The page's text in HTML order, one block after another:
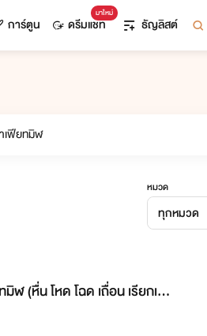
การ์ตูน
มาใหม่
ดรีมแชท ธัญลิสต์
หมวด
ทุกหมวด
ฬ (หื่น โหด โฉด เถื่อน เรียกเลือ